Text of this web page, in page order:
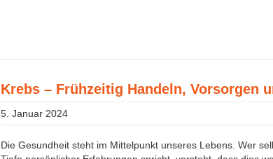
Krebs – Frühzeitig Handeln, Vorsorgen
5. Januar 2024
Die Gesundheit steht im Mittelpunkt unseres Lebens. Wer